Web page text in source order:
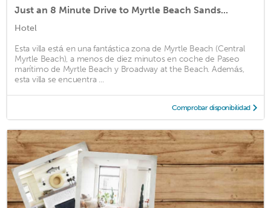
Just an 8 Minute Drive to Myrtle Beach Sands...
Hotel
Esta villa está en una fantástica zona de Myrtle Beach (Central
Myrtle Beach), a menos de diez minutos en coche de Paseo
marítimo de Myrtle Beach y Broadway at the Beach. Además,
esta villa se encuentra ...
Comprobar disponibilidad